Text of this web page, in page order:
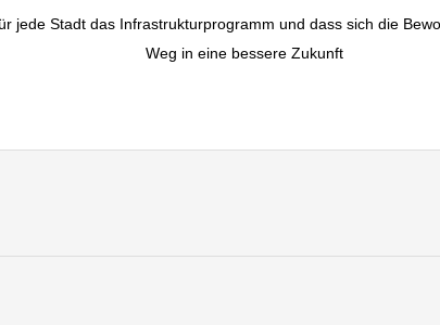
jede Stadt das Infrastrukturprogramm und dass sich die
Weg in eine bessere Zukunft